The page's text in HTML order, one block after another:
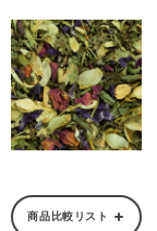
商品比較リスト